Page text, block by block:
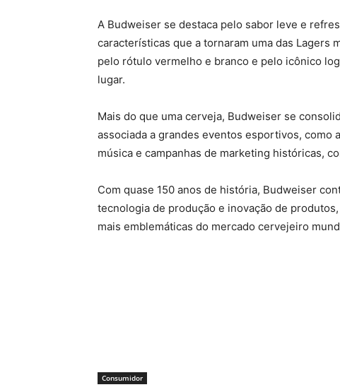
A Budweiser se destaca pelo sabor leve e
características que a tornaram uma das Lagers
pelo rótulo vermelho e branco e pelo icônico
lugar.
Mais do que uma cerveja, Budweiser se
associada a grandes eventos esportivos, como
música e campanhas de marketing históricas,
Com quase 150 anos de história, Budweiser
tecnologia de produção e inovação de
mais emblemáticas do mercado cervejeiro
Consumidor